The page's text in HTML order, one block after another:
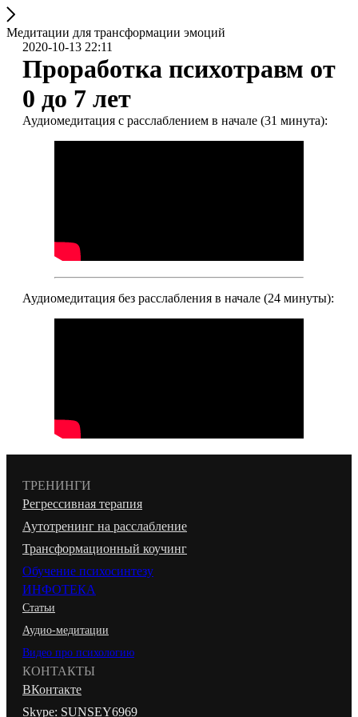
Медитации для трансформации эмоций
2020-10-13 22:11
Проработка психотравм от
0 до 7 лет
Аудиомедитация с расслаблением в начале (31 минута):
Аудиомедитация без расслабления в начале (24 минуты):
ТРЕНИНГИ
Регрессивная терапия
Аутотренинг на расслабление
Трансформационный коучинг
Обучение психосинтезу
ИНФОТЕКА
Статьи
Аудио-медитации
Видео про психологию
КОНТАКТЫ
ВКонтакте
Skype: SUNSEY6969